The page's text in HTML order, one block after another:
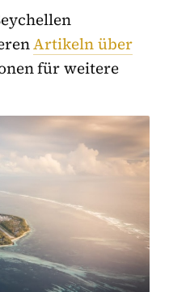
Artikeln über
für weitere